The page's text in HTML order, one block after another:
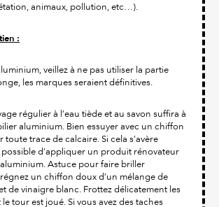
animaux, pollution, etc…).
:
veillez à ne pas utiliser la partie
les marques seraient définitives.
régulier à l’eau tiède et au savon suffira à
aluminium. Bien essuyer avec un chiffon
toute trace de calcaire. Si cela s’avère
possible d’appliquer un produit rénovateur
Astuce pour faire briller
un chiffon doux d’un mélange de
de vinaigre blanc. Frottez délicatement les
tour est joué. Si vous avez des taches